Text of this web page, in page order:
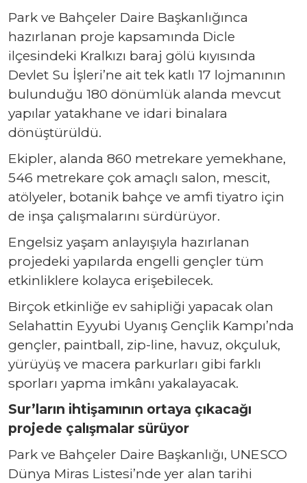
Park ve Bahçeler Daire Başkanlığınca
hazırlanan proje kapsamında Dicle
ilçesindeki Kralkızı baraj gölü kıyısında
Devlet Su İşleri’ne ait tek katlı 17 lojmanının
bulunduğu 180 dönümlük alanda mevcut
yapılar yatakhane ve idari binalara
dönüştürüldü.
Ekipler, alanda 860 metrekare yemekhane,
546 metrekare çok amaçlı salon, mescit,
atölyeler, botanik bahçe ve amfi tiyatro için
de inşa çalışmalarını sürdürüyor.
Engelsiz yaşam anlayışıyla hazırlanan
projedeki yapılarda engelli gençler tüm
etkinliklere kolayca erişebilecek.
Birçok etkinliğe ev sahipliği yapacak olan
Selahattin Eyyubi Uyanış Gençlik Kampı’nda
gençler, paintball, zip-line, havuz, okçuluk,
yürüyüş ve macera parkurları gibi farklı
sporları yapma imkânı yakalayacak.
Sur’ların ihtişamının ortaya çıkacağı
projede çalışmalar sürüyor
Park ve Bahçeler Daire Başkanlığı, UNESCO
Dünya Miras Listesi’nde yer alan tarihi